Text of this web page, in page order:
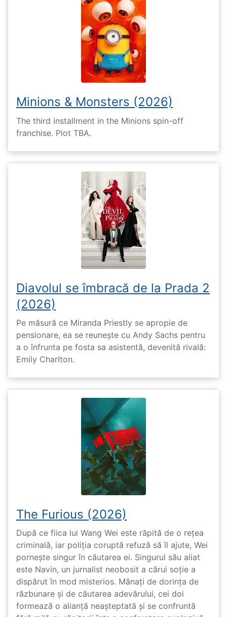
Minions & Monsters (2026)
The third installment in the Minions spin-off
franchise. Plot TBA.
Diavolul se îmbracă de la Prada 2
(2026)
Pe măsură ce Miranda Priestly se apropie de
pensionare, ea se reunește cu Andy Sachs pentru
a o înfrunta pe fosta sa asistentă, devenită rivală:
Emily Charlton.
The Furious (2026)
După ce fiica lui Wang Wei este răpită de o rețea
criminală, iar poliția coruptă refuză să îl ajute, Wei
pornește singur în căutarea ei. Singurul său aliat
este Navin, un jurnalist neobosit a cărui soție a
dispărut în mod misterios. Mânați de dorința de
răzbunare și de căutarea adevărului, cei doi
formează o alianță neașteptată și se confruntă